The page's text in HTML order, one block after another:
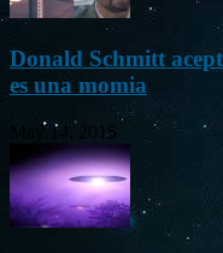
Donald Schmitt
es una momia
May 14, 2015